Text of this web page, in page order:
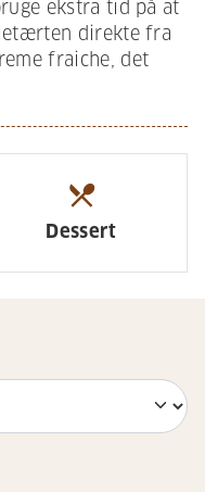
ekstra tid på at
direkte fra
fraiche, det
restaurant_menu
Dessert